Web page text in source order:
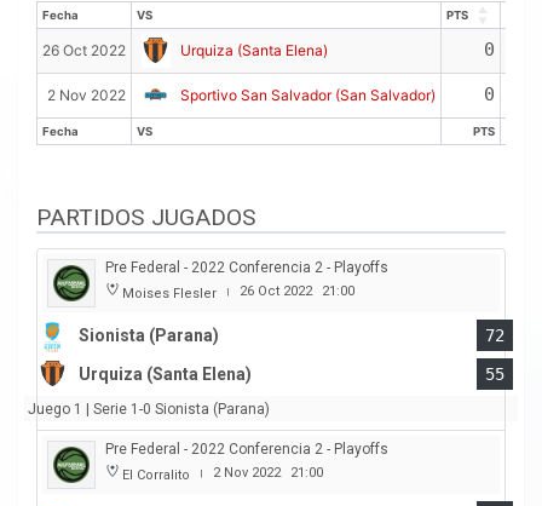
Fecha VS PTS
VS
Fecha VS PTS
26 Oct 2022 Urquiza (Santa Elena) 0
2 Nov 2022 Sportivo San Salvador (San Salvador) 0
Fecha VS PTS
PARTIDOS JUGADOS
Pre Federal - 2022 Conferencia 2 - Playoffs
Moises Flesler | 26 Oct 2022 21:00
Sionista (Parana)
72
Urquiza (Santa Elena)
55
Juego 1 | Serie 1-0 Sionista (Parana)
Pre Federal - 2022 Conferencia 2 - Playoffs
El Corralito | 2 Nov 2022 21:00